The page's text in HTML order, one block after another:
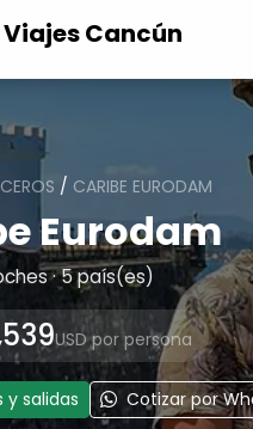
/ CARIBE EURODAM
Eurodam
· 5 país(es)
USD por persona
y salidas Cotizar por